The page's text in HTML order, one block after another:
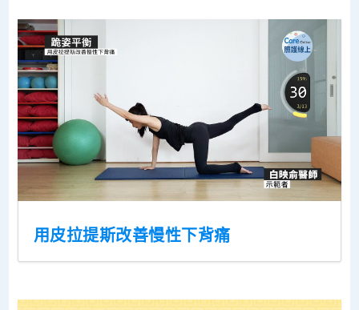
用皮拉提斯改善慢性下背痛